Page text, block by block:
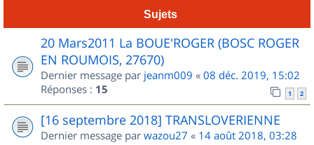
Sujets
20 Mars2011 La BOUE'ROGER (BOSC ROGER
EN ROUMOIS, 27670)
Dernier message par jeanm009 « 08 déc. 2019, 15:02
Réponses : 15 1 2
[16 septembre 2018] TRANSLOVERIENNE
Dernier message par wazou27 « 14 août 2018, 03:28